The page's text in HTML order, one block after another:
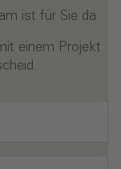
ist für Sie da.
einem Projekt